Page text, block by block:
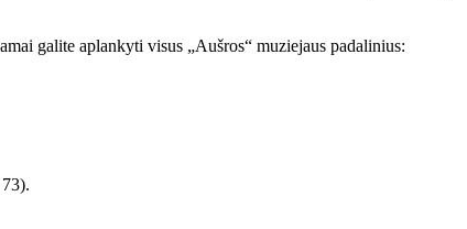
galite aplankyti visus „Aušros“ muziejaus padalinius: